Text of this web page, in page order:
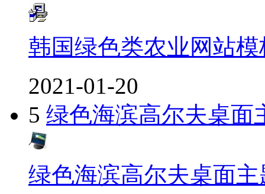
韩国绿色类农业网站模
2021-01-20
5 绿色海滨高尔夫桌面
绿色海滨高尔夫桌面